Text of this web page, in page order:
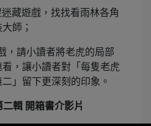
迷藏遊戲，找找看雨林各角
師；
，請小讀者將老虎的局部
，讓小讀者對「每隻老虎
」留下更深刻的印象。
輯 開箱書介影片